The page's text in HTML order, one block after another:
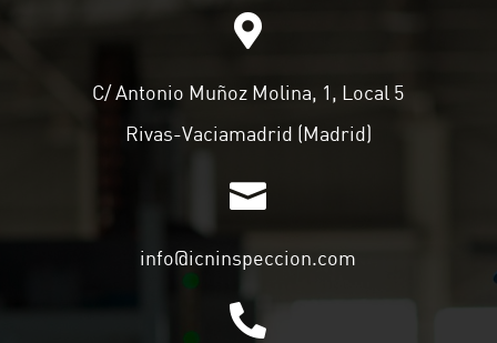

C/ Antonio Muñoz Molina, 1, Local 5
Rivas-Vaciamadrid (Madrid)

info@icninspeccion.com
